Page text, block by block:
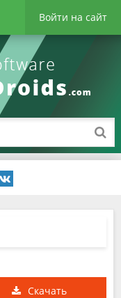
Войти на сайт
Скачать